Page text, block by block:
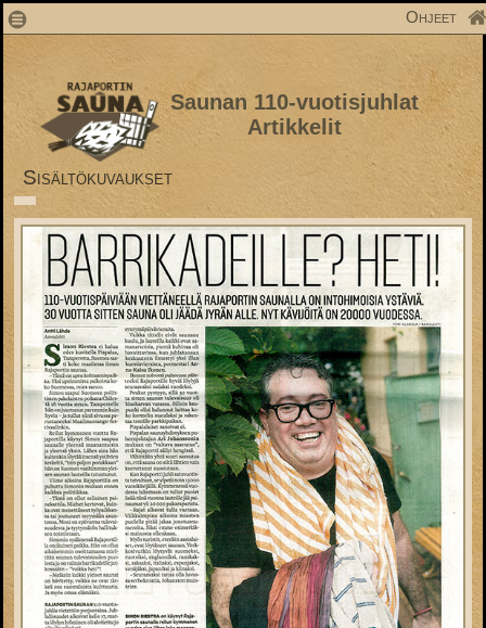
1 Ohjeet
Saunan 110-vuotisjuhlat
Artikkelit
Sisältökuvaukset